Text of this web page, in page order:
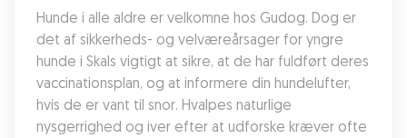
Hunde i alle aldre er velkomne hos Gudog. Dog er
det af sikkerheds- og velværeårsager for yngre
hunde i Skals vigtigt at sikre, at de har fuldført deres
vaccinationsplan, og at informere din hundelufter,
hvis de er vant til snor. Hvalpes naturlige
nysgerrighed og iver efter at udforske kræver ofte